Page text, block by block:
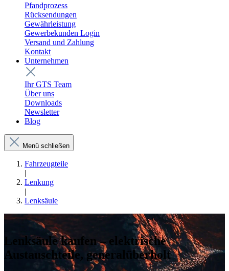
Pfandprozess
Rücksendungen
Gewährleistung
Gewerbekunden Login
Versand und Zahlung
Kontakt
Unternehmen
Ihr GTS Team
Über uns
Downloads
Newsletter
Blog
Menü schließen
Fahrzeugteile
|
Lenkung
|
Lenksäule
Lenksäule kaufen – elektrische
Austauschteile, generalüberholt